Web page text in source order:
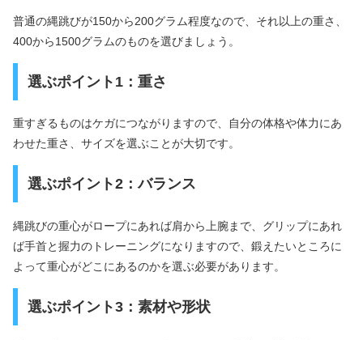
普通の縄跳びが150から200グラム程度なので、それ以上の重さ、
400から1500グラムのものを選びましょう。
選ぶポイント1：重さ
重すぎるものはケガにつながりますので、自分の体格や体力にあ
わせた重さ、サイズを選ぶことが大切です。
選ぶポイント2：バランス
縄跳びの重心がロープにあれば肩から上腕まで、グリップにあれ
ば手首と握力のトレーニングになりますので、鍛えたいところに
よって重心がどこにあるのかを選ぶ必要があります。
選ぶポイント3：素材や形状